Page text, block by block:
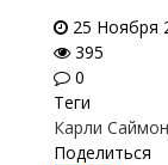
25 Ноября
395
0
Теги
Карли Саймон
Поделиться